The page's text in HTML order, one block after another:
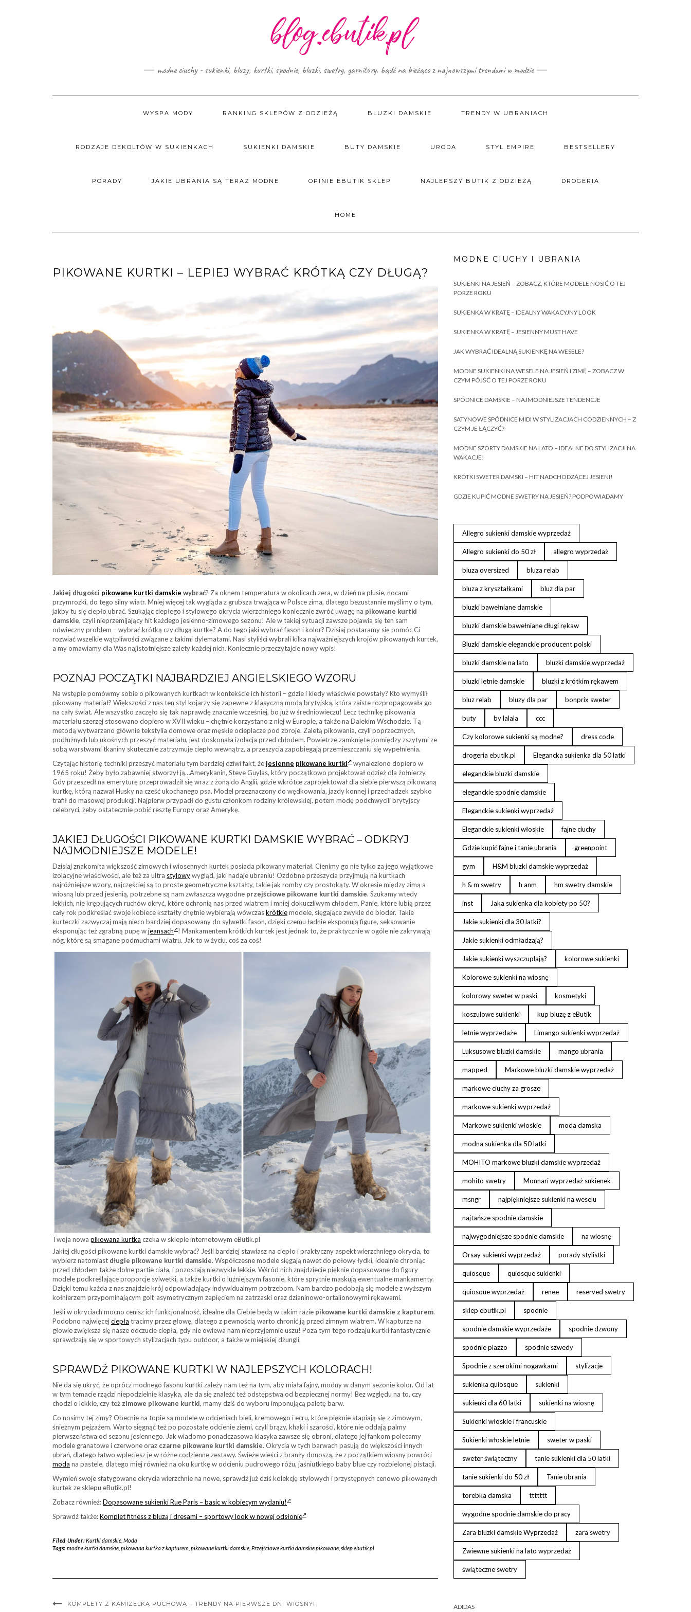
modne ciuchy - sukienki, bluzy, kurtki, spodnie, bluzki, swetry, garnitury. bądź na bieżąco z najnowszymi trendami w modzie
WYSPA MODY RANKING SKLEPÓW Z ODZIEŻĄ BLUZKI DAMSKIE TRENDY W UBRANIACH
RODZAJE DEKOLTÓW W SUKIENKACH SUKIENKI DAMSKIE BUTY DAMSKIE URODA STYL EMPIRE BESTSELLERY
PORADY JAKIE UBRANIA SĄ TERAZ MODNE OPINIE EBUTIK SKLEP NAJLEPSZY BUTIK Z ODZIEŻĄ DROGERIA
HOME
PIKOWANE KURTKI – LEPIEJ WYBRAĆ KRÓTKĄ CZY DŁUGĄ?
Jakiej długości pikowane kurtki damskie wybrać? Za oknem temperatura w okolicach zera, w dzień na plusie, nocami
przymrozki, do tego silny wiatr. Mniej więcej tak wygląda z grubsza trwająca w Polsce zima, dlatego bezustannie myślimy o tym,
jakby tu się ciepło ubrać. Szukając ciepłego i stylowego okrycia wierzchniego koniecznie zwróć uwagę na pikowane kurtki
damskie, czyli nieprzemijający hit każdego jesienno-zimowego sezonu! Ale w takiej sytuacji zawsze pojawia się ten sam
odwieczny problem – wybrać krótką czy długą kurtkę? A do tego jaki wybrać fason i kolor? Dzisiaj postaramy się pomóc Ci
rozwiać wszelkie wątpliwości związane z takimi dylematami. Nasi styliści wybrali kilka najważniejszych krojów pikowanych kurtek,
a my omawiamy dla Was najistotniejsze zalety każdej nich. Koniecznie przeczytajcie nowy wpis!
POZNAJ POCZĄTKI NAJBARDZIEJ ANGIELSKIEGO WZORU
Na wstępie pomówmy sobie o pikowanych kurtkach w kontekście ich historii – gdzie i kiedy właściwie powstały? Kto wymyślił
pikowany materiał? Większości z nas ten styl kojarzy się zapewne z klasyczną modą brytyjską, która zaiste rozpropagowała go
na cały świat. Ale wszystko zaczęło się tak naprawdę znacznie wcześniej, bo już w średniowieczu! Lecz technikę pikowania
materiału szerzej stosowano dopiero w XVII wieku – chętnie korzystano z niej w Europie, a także na Dalekim Wschodzie. Tą
metodą wytwarzano głównie tekstylia domowe oraz męskie ocieplacze pod zbroje. Zaletą pikowania, czyli poprzecznych,
podłużnych lub ukośnych przeszyć materiału, jest doskonała izolacja przed chłodem. Powietrze zamknięte pomiędzy zszytymi ze
sobą warstwami tkaniny skutecznie zatrzymuje ciepło wewnątrz, a przeszycia zapobiegają przemieszczaniu się wypełnienia.
Czytając historię techniki przeszyć materiału tym bardziej dziwi fakt, żejesienne pikowane kurtki
wynaleziono dopiero w
1965 roku! Żeby było zabawniej stworzył ją…Amerykanin, Steve Guylas, który początkowo projektował odzież dla żołnierzy.
Gdy przeszedł na emeryturę przeprowadził się wraz z żoną do Anglii, gdzie wkrótce zaprojektował dla siebie pierwszą pikowaną
kurtkę, którą nazwał Husky na cześć ukochanego psa. Model przeznaczony do wędkowania, jazdy konnej i przechadzek szybko
trafił do masowej produkcji. Najpierw przypadł do gustu członkom rodziny królewskiej, potem modę podchwycili brytyjscy
celebryci, żeby ostatecznie pobić resztę Europy oraz Amerykę.
JAKIEJ DŁUGOŚCI PIKOWANE KURTKI DAMSKIE WYBRAĆ – ODKRYJ
NAJMODNIEJSZE MODELE!
Dzisiaj znakomita większość zimowych i wiosennych kurtek posiada pikowany materiał. Cienimy go nie tylko za jego wyjątkowe
izolacyjne właściwości, ale też za ultra stylowywygląd, jaki nadaje ubraniu! Ozdobne przeszycia przyjmują na kurtkach
najróżniejsze wzory, najczęściej są to proste geometryczne kształty, takie jak romby czy prostokąty. W okresie między zimą a
wiosną lub przed jesienią, potrzebne są nam zwłaszcza wygodne przejściowe pikowane kurtki damskie. Szukamy wtedy
lekkich, nie krępujących ruchów okryć, które ochronią nas przed wiatrem i mniej dokuczliwym chłodem. Panie, które lubią przez
cały rok podkreślać swoje kobiece kształty chętnie wybierają wówczaskrótkiemodele, sięgające zwykle do bioder. Takie
kurteczki zazwyczaj mają nieco bardziej dopasowany do sylwetki fason, dzięki czemu ładnie eksponują figurę, seksowanie
eksponując też zgrabną pupę wjeansach
! Mankamentem krótkich kurtek jest jednak to, że praktycznie w ogóle nie zakrywają
nóg, które są smagane podmuchami wiatru. Jak to w życiu, coś za coś!
Twoja nowa pikowana kurtka czeka w sklepie internetowym eButik.pl
Jakiej długości pikowane kurtki damskie wybrać? Jeśli bardziej stawiasz na ciepło i praktyczny aspekt wierzchniego okrycia, to
wybierz natomiast długie pikowane kurtki damskie. Współczesne modele sięgają nawet do połowy łydki, idealnie chroniąc
przed chłodem także dolne partie ciała, i pozostają niezwykle lekkie. Wśród nich znajdziecie pięknie dopasowane do figury
modele podkreślające proporcje sylwetki, a także kurtki o luźniejszym fasonie, które sprytnie maskują ewentualne mankamenty.
Dzięki temu każda z nas znajdzie krój odpowiadający indywidualnym potrzebom. Nam bardzo podobają się modele z wyższym
kołnierzem przypominającym golf, asymetrycznym zapięciem na zatrzaski oraz dzianinowo-ortalionowymi rękawami.
Jeśli w okryciach mocno cenisz ich funkcjonalność, idealne dla Ciebie będą w takim razie pikowane kurtki damskie z kapturem.
Podobno najwięcejciepła tracimy przez głowę, dlatego z pewnością warto chronić ją przed zimnym wiatrem. W kapturze na
głowie zwiększa się nasze odczucie ciepła, gdy nie owiewa nam nieprzyjemnie uszu! Poza tym tego rodzaju kurtki fantastycznie
sprawdzają się w sportowych stylizacjach typu outdoor, a także w miejskiej dżungli.
SPRAWDŹ PIKOWANE KURTKI W NAJLEPSZYCH KOLORACH!
Nie da się ukryć, że oprócz modnego fasonu kurtki zależy nam też na tym, aby miała fajny, modny w danym sezonie kolor. Od lat
w tym temacie rządzi niepodzielnie klasyka, ale da się znaleźć też odstępstwa od bezpiecznej normy! Bez względu na to, czy
chodzi o lekkie, czy też zimowe pikowane kurtki, mamy dziś do wyboru imponującą paletę barw.
Co nosimy tej zimy? Obecnie na topie są modele w odcieniach bieli, kremowego i ecru, które pięknie stapiają się z zimowym,
śnieżnym pejzażem. Warto sięgnąć też po pozostałe odcienie ziemi, czyli brązy, khaki i szarości, które nie oddają palmy
pierwszeństwa od sezonu jesiennego. Jak wiadomo ponadczasowa klasyka zawsze się obroni, dlatego jej fankom polecamy
modele granatowe i czerwone oraz czarne pikowane kurtki damskie. Okrycia w tych barwach pasują do większości innych
ubrań, dlatego łatwo wpleciesz je w różne codzienne zestawy. Świeże wieści z branży donoszą, że z początkiem wiosny powróci
moda na pastele, dlatego miej również na oku kurtkę w odcieniu pudrowego różu, jaśniutkiego baby blue czy rozbielonej pistacji.
Wymień swoje sfatygowane okrycia wierzchnie na nowe, sprawdź już dziś kolekcję stylowych i przystępnych cenowo pikowanych
kurtek ze sklepu eButik.pl!
Zobacz również:Dopasowane sukienki Rue Paris – basic w kobiecym wydaniu!
Sprawdź także:Komplet fitness z bluzą i dresami – sportowy look w nowej odsłonie
Filed Under: Kurtki damskie, Moda
Tags: modne kurtki damskie, pikowana kurtka z kapturem pikowane kurtki damskie, Przejściowe kurtki damskie pikowane, sklep ebutik.pl
KOMPLETY Z KAMIZELKĄ PUCHOWĄ – TRENDY NA PIERWSZE DNI WIOSNY!
MODNE CIUCHY I UBRANIA
SUKIENKI NA JESIEŃ – ZOBACZ, KTÓRE MODELE NOSIĆ O TEJ
PORZE ROKU
SUKIENKA W KRATĘ – IDEALNY WAKACYJNY LOOK
SUKIENKA W KRATĘ – JESIENNY MUST HAVE
JAK WYBRAĆ IDEALNĄ SUKIENKĘ NA WESELE?
MODNE SUKIENKI NA WESELE NA JESIEŃ I ZIMĘ – ZOBACZ W
CZYM PÓJŚĆ O TEJ PORZE ROKU
SPÓDNICE DAMSKIE – NAJMODNIEJSZE TENDENCJE
SATYNOWE SPÓDNICE MIDI W STYLIZACJACH CODZIENNYCH – Z
CZYM JE ŁĄCZYĆ?
MODNE SZORTY DAMSKIE NA LATO – IDEALNE DO STYLIZACJI NA
WAKACJE!
KRÓTKI SWETER DAMSKI – HIT NADCHODZĄCEJ JESIENI!
GDZIE KUPIĆ MODNE SWETRY NA JESIEŃ? PODPOWIADAMY
Allegro sukienki damskie wyprzedaż
Allegro sukienki do 50 zł allegro wyprzedaż
bluza oversized bluza relab
bluza z kryształkami bluz dla par
bluzki bawełniane damskie
bluzki damskie bawełniane długi rękaw
Bluzki damskie eleganckie producent polski
bluzki damskie na lato bluzki damskie wyprzedaż
bluzki letnie damskie bluzki z krótkim rękawem
bluz relab bluzy dla par bonprix sweter
buty by lalala ccc
Czy kolorowe sukienki są modne? dress code
drogeria ebutik.pl Elegancka sukienka dla 50 latki
eleganckie bluzki damskie
eleganckie spodnie damskie
Eleganckie sukienki wyprzedaż
Eleganckie sukienki włoskie fajne ciuchy
Gdzie kupić fajne i tanie ubrania greenpoint
gym H&M bluzki damskie wyprzedaż
h & m swetry h anm hm swetry damskie
inst Jaka sukienka dla kobiety po 50?
Jakie sukienki dla 30 latki?
Jakie sukienki odmładzają?
Jakie sukienki wyszczuplają? kolorowe sukienki
Kolorowe sukienki na wiosnę
kolorowy sweter w paski kosmetyki
koszulowe sukienki kup bluzę z eButik
letnie wyprzedaże Limango sukienki wyprzedaż
Luksusowe bluzki damskie mango ubrania
mapped Markowe bluzki damskie wyprzedaż
markowe ciuchy za grosze
markowe sukienki wyprzedaż
Markowe sukienki włoskie moda damska
modna sukienka dla 50 latki
MOHITO markowe bluzki damskie wyprzedaż
mohito swetry Monnari wyprzedaż sukienek
msngr najpiękniejsze sukienki na weselu
najtańsze spodnie damskie
najwygodniejsze spodnie damskie na wiosnę
Orsay sukienki wyprzedaż porady stylistki
quiosque quiosque sukienki
quiosque wyprzedaż renee reserved swetry
sklep ebutik.pl spodnie
spodnie damskie wyprzedaże spodnie dzwony
spodnie plazzo spodnie szwedy
Spodnie z szerokimi nogawkami stylizacje
sukienka quiosque sukienki
sukienki dla 60 latki sukienki na wiosnę
Sukienki włoskie i francuskie
Sukienki włoskie letnie sweter w paski
sweter świąteczny tanie sukienki dla 50 latki
tanie sukienki do 50 zł Tanie ubrania
torebka damska ttttttt
wygodne spodnie damskie do pracy
Zara bluzki damskie Wyprzedaż zara swetry
Zwiewne sukienki na lato wyprzedaż
świąteczne swetry
ADIDAS